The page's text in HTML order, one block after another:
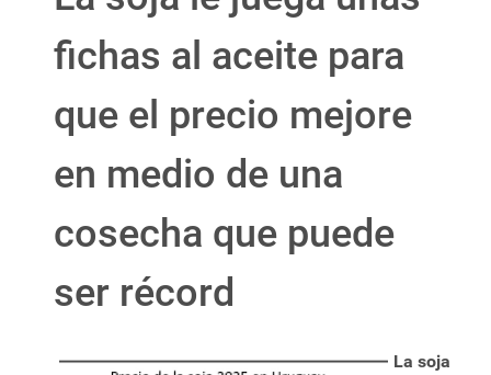
fichas al aceite para
que el precio mejore
en medio de una
cosecha que puede
ser récord
La soja